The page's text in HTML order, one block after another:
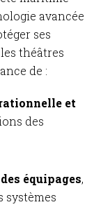
avancée
ses
théâtres
de :
et
des
équipages,
systèmes